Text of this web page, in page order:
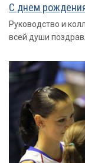
С днем
Руководство и
всей души